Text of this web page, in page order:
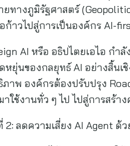
ยทางภูมิรัฐศาสตร์
ก้าวไปสู่การเป็นองค์กร AI-
AI หรือ อธิปไตยเอไอ ก
หยุ่นของกลยุทธ์ AI อย่างสิ้นเ
ภาพ องค์กรต้องปรับปรุง
าใช้งานทั่ว ๆ ไป ไปสู่การสร้า
2: ลดความเสี่ยง AI Agent ด้